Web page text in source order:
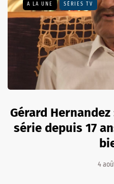
A LA UNE SÉRIES TV
Gérard
série depuis 17
4